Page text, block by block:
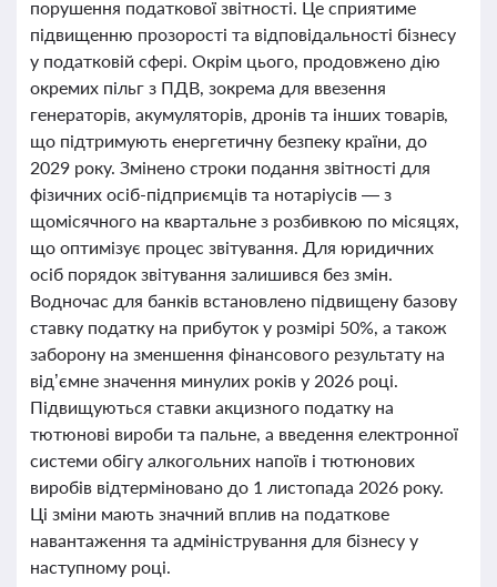
порушення податкової звітності. Це сприятиме
підвищенню прозорості та відповідальності бізнесу
у податковій сфері. Окрім цього, продовжено дію
окремих пільг з ПДВ, зокрема для ввезення
генераторів, акумуляторів, дронів та інших товарів,
що підтримують енергетичну безпеку країни, до
2029 року. Змінено строки подання звітності для
фізичних осіб-підприємців та нотаріусів — з
щомісячного на квартальне з розбивкою по місяцях,
що оптимізує процес звітування. Для юридичних
осіб порядок звітування залишився без змін.
Водночас для банків встановлено підвищену базову
ставку податку на прибуток у розмірі 50%, а також
заборону на зменшення фінансового результату на
від’ємне значення минулих років у 2026 році.
Підвищуються ставки акцизного податку на
тютюнові вироби та пальне, а введення електронної
системи обігу алкогольних напоїв і тютюнових
виробів відтерміновано до 1 листопада 2026 року.
Ці зміни мають значний вплив на податкове
навантаження та адміністрування для бізнесу у
наступному році.